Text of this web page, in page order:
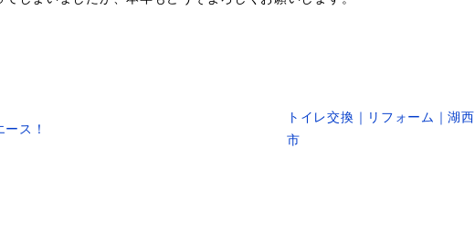
ス！
トイレ交換｜リフォーム｜湖西
市